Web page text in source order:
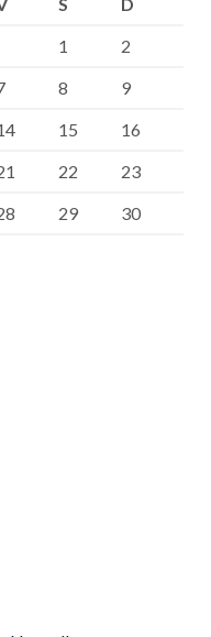
1
2
8
9
15
16
22
23
29
30